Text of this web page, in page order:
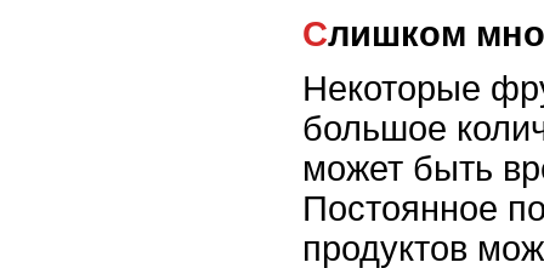
Слишком
Некоторые
большое
может быть
Постоянное
продуктов